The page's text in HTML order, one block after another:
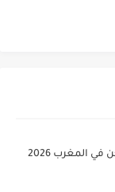
المغرب 2026